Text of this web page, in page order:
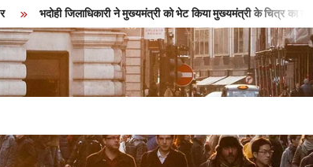
भदोही जिलाधिकारी ने मुख्यमंत्री को भेट किया मुख्यमंत्री के चित्र का कालीन